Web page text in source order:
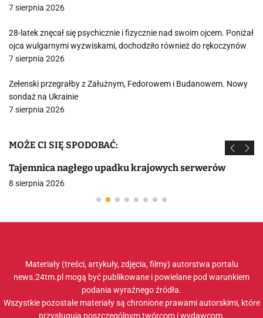
7 sierpnia 2026
28-latek znęcał się psychicznie i fizycznie nad swoim ojcem. Poniżał
ojca wulgarnymi wyzwiskami, dochodziło również do rękoczynów
7 sierpnia 2026
Zełenski przegrałby z Załużnym, Fedorowem i Budanowem. Nowy
sondaż na Ukrainie
7 sierpnia 2026
MOŻE CI SIĘ SPODOBAĆ:
Tajemnica nagłego upadku krajowych serwerów
8 sierpnia 2026
Materiały (treści, artykuły, zdjęcia, filmy) autorstwa portalu
news.24tm.pl mogą być publikowane i powielane pod warunkiem
podania wyraźnego źródła.
Wszystkie pozostałe materiały są chronione prawami autorskimi, które
przysługują poszczególnym twórcom i wydawcom.